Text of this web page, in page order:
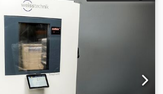
Liter Zum Verkauf steht eine
618-1000
separatem Klimagerät und
Steuerung. Die Anlage wurde für
, Klimawechsel-, Salzsprüh- und
entwickelt und eignet sich ideal